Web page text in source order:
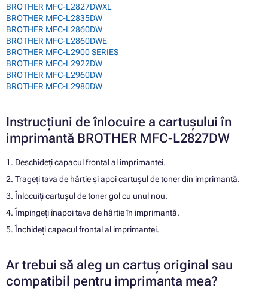
BROTHER MFC-L2827DWXL
BROTHER MFC-L2835DW
BROTHER MFC-L2860DW
BROTHER MFC-L2860DWE
BROTHER MFC-L2900 SERIES
BROTHER MFC-L2922DW
BROTHER MFC-L2960DW
BROTHER MFC-L2980DW
Instrucțiuni de înlocuire a cartușului în
imprimantă BROTHER MFC-L2827DW
1. Deschideți capacul frontal al imprimantei.
2. Trageți tava de hârtie și apoi cartușul de toner din imprimantă.
3. Înlocuiți cartușul de toner gol cu unul nou.
4. Împingeți înapoi tava de hârtie în imprimantă.
5. Închideți capacul frontal al imprimantei.
Ar trebui să aleg un cartuș original sau
compatibil pentru imprimanta mea?